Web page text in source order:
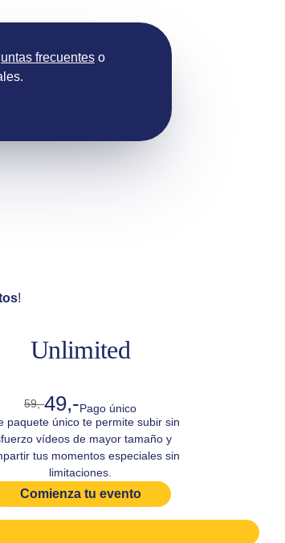
frecuenteso
!
Unlimited
59,-49,-Pago único
paquete único te permite subir sin
vídeos de mayor tamaño y
tus momentos especiales sin
limitaciones.
Comienza tu evento